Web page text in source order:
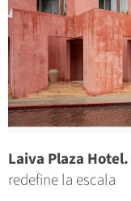
Laiva Plaza Hotel.
redefine la escala